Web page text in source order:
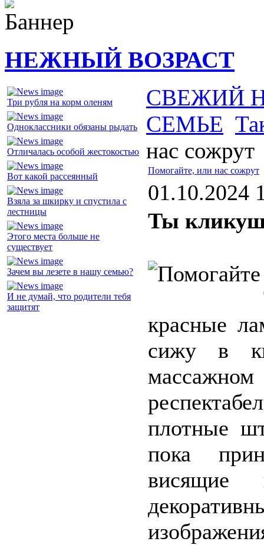
НЕЖНЫЙ ВОЗРАСТ
Три рубля на корм оленям
Одноклассники обязаны рыдать
Отличалась особой жестокостью
Вот какой рассеянный
Взяла за шкирку и спустила с
лестницы
Этого места больше не
существует
Зачем вы лезете в нашу семью?
И не думай, что родители тебя
защитят
СВЕЖИЙ
СЕМЬЕ
нас сожрут
Помогайте, или нас сожрут
01.10.2024
Ты
красные
сижу в
плотные
пока
висящие